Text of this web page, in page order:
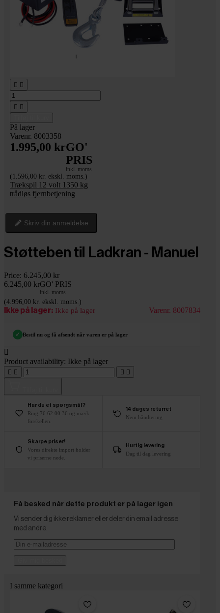
 
 
På lager
Varenr. 8003358
1.995,00 krGO'
PRIS
inkl. moms
(1.596,00 kr. ekskl. moms.)
Trækspil 12 volt 1350 kg
trådløs fjernbetjening
Skriv din anmeldelse
Støtteben til Ladkran - Manuel
Price: 6.245,00 kr
6.245,00 krGO' PRIS
inkl. moms
(4.996,00 kr. ekskl. moms.)
Ikke på lager: Ikke på lager Varenr. 8007834
✓ Bestil nu og få afsendt når varen er på lager

Product availability: Ikke på lager
   
Har du et spørgsmål?
Ring 76 62 00 36 og mærk
forskellen.
14 dages returret
Nem håndtering
Skarpe priser!
Vores direkte import holder
vi priserne nede.
Hurtig levering
Dag til dag levering
Få besked når dette produkt er på lager igen
Vi sender dig ikke reklamer eller deler din email adresse
med andre.
I samme kategori